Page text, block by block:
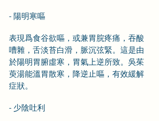
- 陽明寒嘔
表現爲食谷欲嘔，或兼胃脘疼痛，吞酸
嘈雜，舌淡苔白滑，脈沉弦緊。這是由
於陽明胃腑虛寒，胃氣上逆所致。吳茱
萸湯能溫胃散寒，降逆止嘔，有效緩解
症狀。
- 少陰吐利